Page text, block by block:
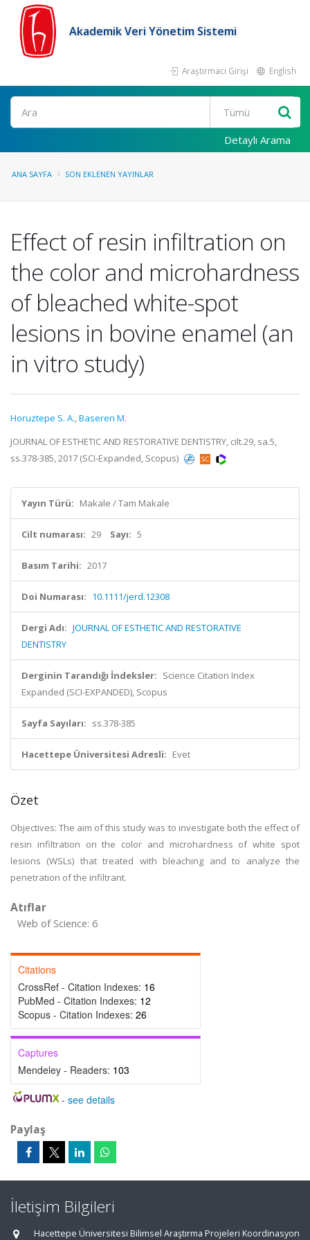
Akademik Veri Yönetim Sistemi
Araştırmacı Girişi English
Ara
Detaylı Arama
ANA SAYFA SON EKLENEN YAYINLAR
Effect of resin infiltration on
the color and microhardness
of bleached white-spot
lesions in bovine enamel (an
in vitro study)
Horuztepe S. A.,Baseren M.
JOURNAL OF ESTHETIC AND RESTORATIVE DENTISTRY, cilt.29, sa.5,
ss.378-385, 2017 (SCI-Expanded, Scopus)
Yayın Türü: Makale / Tam Makale
Cilt numarası: 29 Sayı: 5
Basım Tarihi: 2017
Doi Numarası: 10.1111/jerd.12308
Dergi Adı: JOURNAL OF ESTHETIC AND RESTORATIVE
DENTISTRY
Derginin Tarandığı İndeksler: Science Citation Index
Expanded (SCI-EXPANDED), Scopus
Sayfa Sayıları: ss.378-385
Hacettepe Üniversitesi Adresli: Evet
Özet
Objectives: The aim of this study was to investigate both the effect of
resin infiltration on the color and microhardness of white spot
lesions (WSLs) that treated with bleaching and to analyze the
penetration of the infiltrant.
Atıflar
Web of Science: 6
Citations
CrossRef - Citation Indexes: 16
PubMed - Citation Indexes: 12
Scopus - Citation Indexes: 26
Captures
Mendeley - Readers: 103
- see details
Paylaş
İletişim Bilgileri
Hacettepe Üniversitesi Bilimsel Araştırma Projeleri Koordinasyon